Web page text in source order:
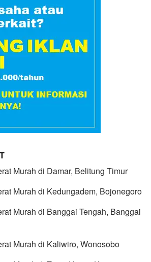
Murah di Damar, Belitung Timur
Murah di Kedungadem, Bojonegoro
Murah di Banggai Tengah, Banggai
Murah di Kaliwiro, Wonosobo